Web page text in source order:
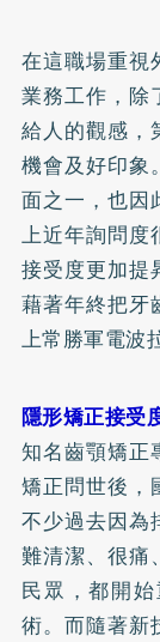
在這職場重視
業務工作，除
給人的觀感，
機會及好印象
面之一，也因
上近年詢問度
接受度更加提
藉著年終把牙
上常勝軍電波
隱形矯正接受
知名齒顎矯正
矯正問世後，
不少過去因為
難清潔、很痛
民眾，都開
術。而隨著新